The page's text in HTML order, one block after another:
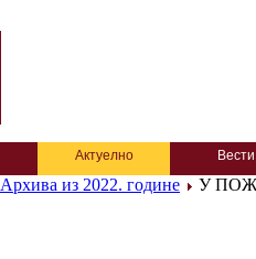
Актуелно Вести
Архива из 2022. године У